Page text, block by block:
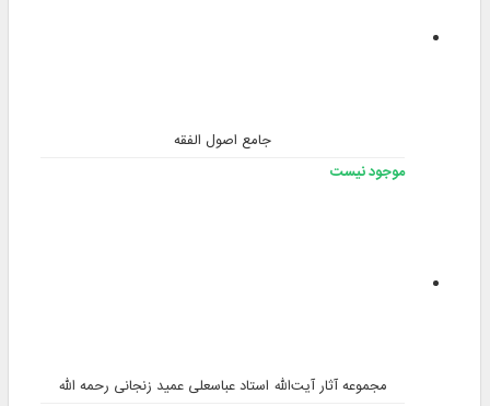
جامع اصول الفقه
موجود نیست
مجموعه آثار آیت‌الله استاد عباسعلی عمید زنجانی رحمه الله